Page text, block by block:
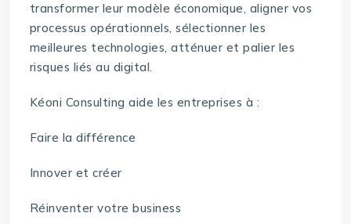
transformer leur modèle économique, aligner vos
processus opérationnels, sélectionner les
meilleures technologies, atténuer et palier les
risques liés au digital.
Kéoni Consulting aide les entreprises à :
Faire la différence
Innover et créer
Réinventer votre business